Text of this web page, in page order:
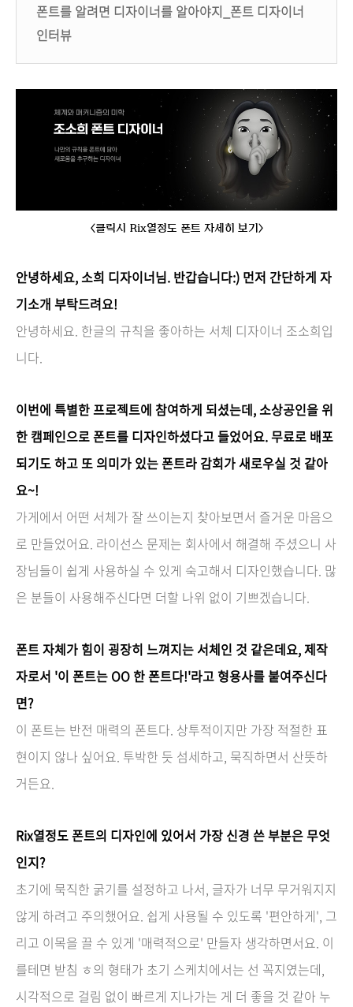
폰트를 알려면 디자이너를 알아야지_폰트 디자이너
인터뷰
<클릭시 Rix열정도 폰트 자세히 보기>
안녕하세요, 소희 디자이너님. 반갑습니다:) 먼저 간단하게 자
기소개 부탁드려요!
안녕하세요. 한글의 규칙을 좋아하는 서체 디자이너 조소희입
니다.
이번에 특별한 프로젝트에 참여하게 되셨는데, 소상공인을 위
한 캠페인으로 폰트를 디자인하셨다고 들었어요. 무료로 배포
되기도 하고 또 의미가 있는 폰트라 감회가 새로우실 것 같아
요~!
가게에서 어떤 서체가 잘 쓰이는지 찾아보면서 즐거운 마음으
로 만들었어요. 라이선스 문제는 회사에서 해결해 주셨으니 사
장님들이 쉽게 사용하실 수 있게 숙고해서 디자인했습니다. 많
은 분들이 사용해주신다면 더할 나위 없이 기쁘겠습니다.
폰트 자체가 힘이 굉장히 느껴지는 서체인 것 같은데요, 제작
자로서 '이 폰트는 OO 한 폰트다!'라고 형용사를 붙여주신다
면?
이 폰트는 반전 매력의 폰트다. 상투적이지만 가장 적절한 표
현이지 않나 싶어요. 투박한 듯 섬세하고, 묵직하면서 산뜻하
거든요.
Rix열정도 폰트의 디자인에 있어서 가장 신경 쓴 부분은 무엇
인지?
초기에 묵직한 굵기를 설정하고 나서, 글자가 너무 무거워지지
않게 하려고 주의했어요. 쉽게 사용될 수 있도록 '편안하게', 그
리고 이목을 끌 수 있게 '매력적으로' 만들자 생각하면서요. 이
를테면 받침 ㅎ의 형태가 초기 스케치에서는 선 꼭지였는데,
시각적으로 걸림 없이 빠르게 지나가는 게 더 좋을 것 같아 누